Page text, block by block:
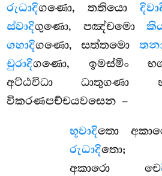
රුධාදිගණො, තතියො
ස්වාදිගුණො, පඤ්චමො
ගහාදිගණො, සත්තමො
චුරාදිගණො, ඉමස්මිං
අට්ඨවිධා ධාතුගණා
විකරණපච්චයවසෙන –
භූවාදිතො
රුධාදිතො;
අකාරො චෙ